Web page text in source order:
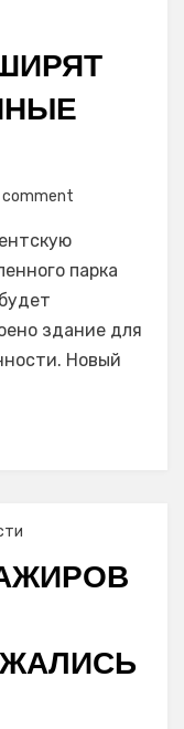
comment
«Анадырь»
мощности
парка
здание для
Новый